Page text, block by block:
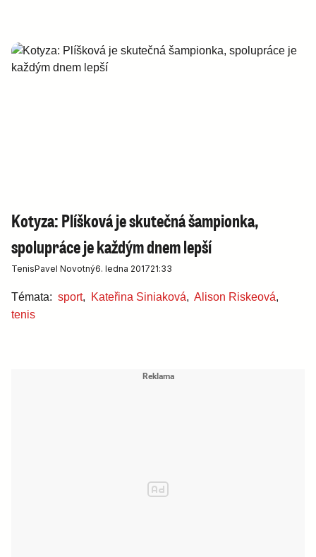
Kotyza: Plíšková je skutečná šampionka,
spolupráce je každým dnem lepší
TenisPavel Novotný6. ledna 201721:33
Témata: sport, Kateřina Siniaková, Alison Riskeová,
tenis